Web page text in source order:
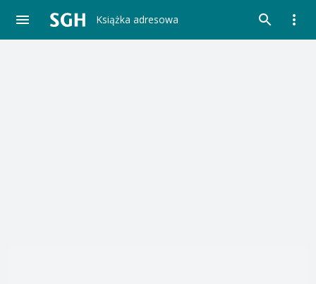
Książka adresowa